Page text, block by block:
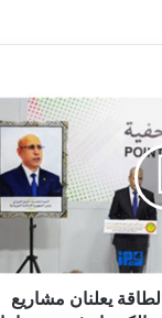
يعلنان مشاريع